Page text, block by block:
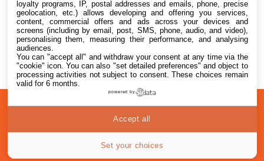
A
Confidentialité
© 2012-2026
loyalty programs, IP, postal addresses and emails, phone, precise
geolocation, etc.) allows developing and offering you services,
content, commercial offers and ads across your devices and
screens (including by email, post, SMS, phone, audio, and video),
personalising them, measuring their performance, and analysing
audiences.
You can "accept all" and withdraw your consent at any time via the
"cookie" icon. You can also "set detailed preferences" and object to
processing activities not subject to consent. These choices remain
valid for 6 months.
powered by
Set your choices
Accept all